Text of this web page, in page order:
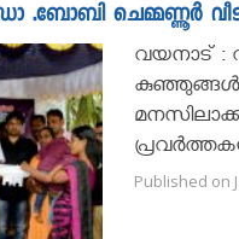
ചെമ്മണ്ണൂർ വീട്
വയനാട് :
Published on